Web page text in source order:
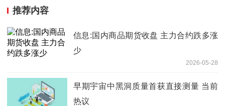
推荐内容
信息:国内商品期货收盘 主力合约跌多涨
少
2026-05-28
早期宇宙中黑洞质量首获直接测量 当前
热议